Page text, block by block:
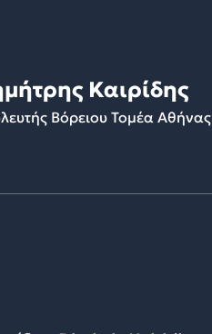
Καιρίδης
Βόρειου Τομέα Αθήνας